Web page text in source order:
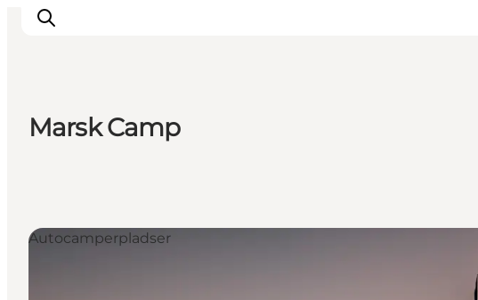
Overnatning
Planlæg din ferie
Marsk Camp
Autocamperpladser